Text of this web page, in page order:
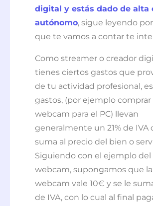
digital y estás dado de alta
autónomo, sigue leyendo
que te vamos a contar te
Como streamer o creador
tienes ciertos gastos que
de tu actividad profesional,
gastos, (por ejemplo comprar
webcam para el PC) llevan
generalmente un 21% de IVA
suma al precio del bien o
Siguiendo con el ejemplo del
webcam, supongamos que la
webcam vale 10€ y se le
de IVA, con lo cual al final